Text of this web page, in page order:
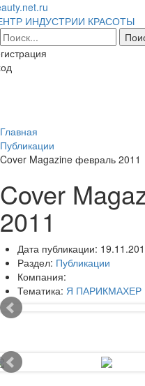
ИНДУСТРИИ КРАСОТЫ
Главная
Публикации
Cover Magazine февраль 2011
Cover
2011
Дата публикации:
Раздел: Публикации
Компания:
Тематика: Я ПАРИКМАХЕР